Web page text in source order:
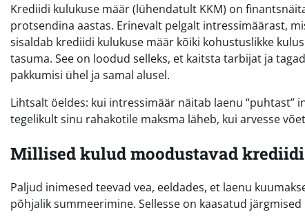
Krediidi kulukuse määr (lühendatult KKM) on
protsendina aastas. Erinevalt pelgalt intressimäärast,
sisaldab krediidi kulukuse määr kõiki kohustuslikke
tasuma. See on loodud selleks, et kaitsta tarbijat ja
pakkumisi ühel ja samal alusel.
Lihtsalt öeldes: kui intressimäär näitab laenu “puhtast”
tegelikult sinu rahakotile maksma läheb, kui arvesse
Millised kulud moodustavad
Paljud inimesed teevad vea, eeldades, et laenu
põhjalik summeerimine. Sellesse on kaasatud